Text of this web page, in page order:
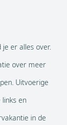
je er alles over.
over meer
Uitvoerige
links en
in de